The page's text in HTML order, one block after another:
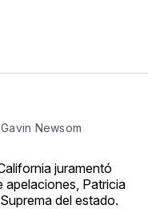
Newsom
juramentó
apelaciones, Patricia
del estado.